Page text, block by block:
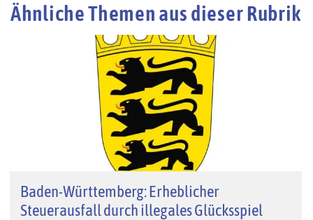
Ähnliche Themen aus dieser Rubrik
Baden-Württemberg: Erheblicher
Steuerausfall durch illegales Glücksspiel